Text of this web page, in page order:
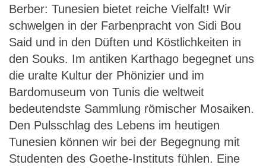
Berber: Tunesien bietet reiche Vielfalt! Wir
schwelgen in der Farbenpracht von Sidi Bou
Said und in den Düften und Köstlichkeiten in
den Souks. Im antiken Karthago begegnet uns
die uralte Kultur der Phönizier und im
Bardomuseum von Tunis die weltweit
bedeutendste Sammlung römischer Mosaiken.
Den Pulsschlag des Lebens im heutigen
Tunesien können wir bei der Begegnung mit
Studenten des Goethe-Instituts fühlen. Eine